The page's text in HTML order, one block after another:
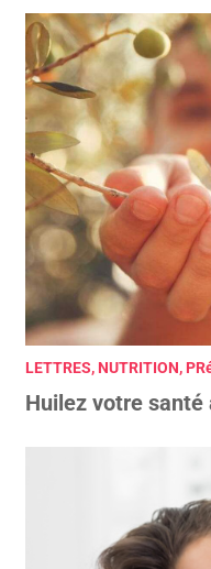
LETTRES, NUTRITION,
Huilez votre santé